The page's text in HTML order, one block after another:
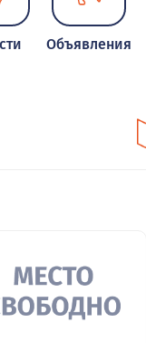
Объявления